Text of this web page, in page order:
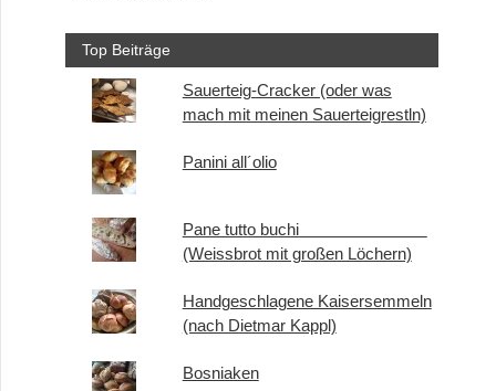
Top Beiträge
Sauerteig-Cracker (oder was
mach mit meinen Sauerteigrestln)
Panini all´olio
Pane tutto buchi
(Weissbrot mit großen Löchern)
Handgeschlagene Kaisersemmeln
(nach Dietmar Kappl)
Bosniaken